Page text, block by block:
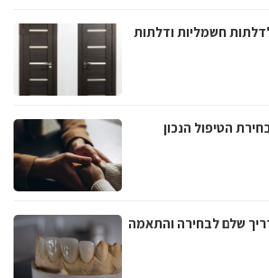
חשמליות ודלתות
הטיפול הנכון
שלם לבחירה והתאמה